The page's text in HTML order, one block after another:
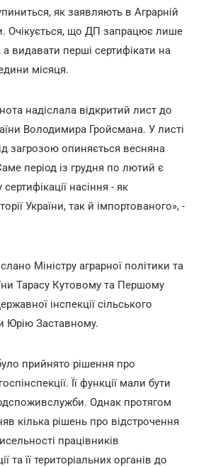
як заявляють в Аграрній
Очікується, що ДП запрацює лише
видавати перші сертифікати на
місяця.
надіслала відкритий лист до
Володимира Гройсмана. У листі
загрозою опиняється весняна
період із грудня по лютий є
насіння - як
України, так й імпортованого», -
Міністру аграрної політики та
Тарасу Кутовому та Першому
інспекції сільського
Юрію Заставному.
прийнято рішення про
Її функції мали бути
Однак протягом
кілька рішень про відстрочення
працівників
та її територіальних органів до